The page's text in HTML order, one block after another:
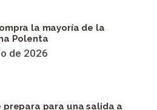
la mayoría de la
Polenta
de 2026
prepara para una salida a